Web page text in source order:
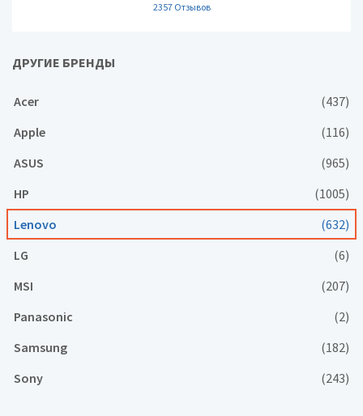
2357 Отзывов
ДРУГИЕ БРЕНДЫ
Acer
(437)
Apple
(116)
ASUS
(965)
HP
(1005)
Lenovo
(632)
LG
(6)
MSI
(207)
Panasonic
(2)
Samsung
(182)
Sony
(243)